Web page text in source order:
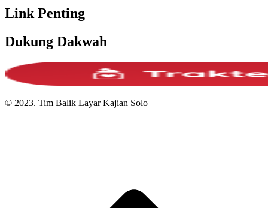
Link Penting
Dukung Dakwah
© 2023. Tim Balik Layar Kajian Solo